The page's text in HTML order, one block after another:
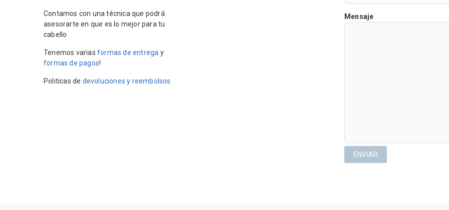
Contamos con una técnica que podrá
asesorarte en que es lo mejor para tu
cabello.
Tenemos varias formas de entrega y
formas de pagos!
Politicas de devoluciones y reembolsos
Mensaje